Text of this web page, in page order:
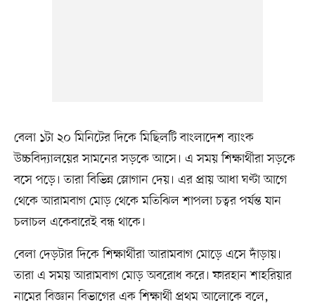
বেলা ১টা ২০ মিনিটের দিকে মিছিলটি বাংলাদেশ ব্যাংক
উচ্চবিদ্যালয়ের সামনের সড়কে আসে। এ সময় শিক্ষার্থীরা সড়কে
বসে পড়ে। তারা বিভিন্ন স্লোগান দেয়। এর প্রায় আধা ঘণ্টা আগে
থেকে আরামবাগ মোড় থেকে মতিঝিল শাপলা চত্বর পর্যন্ত যান
চলাচল একেবারেই বন্ধ থাকে।
বেলা দেড়টার দিকে শিক্ষার্থীরা আরামবাগ মোড়ে এসে দাঁড়ায়।
তারা এ সময় আরামবাগ মোড় অবরোধ করে। ফারহান শাহরিয়ার
নামের বিজ্ঞান বিভাগের এক শিক্ষার্থী প্রথম আলোকে বলে,